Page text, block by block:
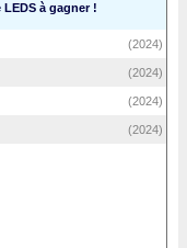
à gagner !
(2024)
(2024)
(2024)
(2024)